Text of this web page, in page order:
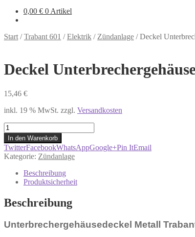
0,00 € 0 Artikel
Start /Trabant 601 /Elektrik / Zündanlage /Deckel
Deckel
15,46 €
inkl. 19 % MwSt. zzgl. Versandkosten
Deckel
Unterbrechergehäuse
Metall
Trabant
601
Menge
In den Warenkorb
TwitterFacebookWhatsAppGoogle+Pin ItEmail
Kategorie: Zündanlage
Beschreibung
Produktsicherheit
Beschreibung
Unterbrechergehäusedeckel Metall